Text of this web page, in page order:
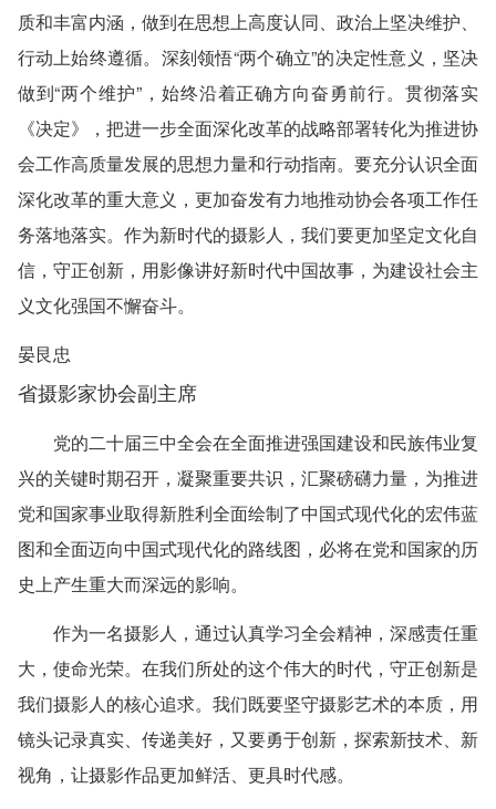
质和丰富内涵，做到在思想上高度认同、政治上坚决维护、
行动上始终遵循。深刻领悟“两个确立”的决定性意义，坚决
做到“两个维护”，始终沿着正确方向奋勇前行。贯彻落实
《决定》，把进一步全面深化改革的战略部署转化为推进协
会工作高质量发展的思想力量和行动指南。要充分认识全面
深化改革的重大意义，更加奋发有力地推动协会各项工作任
务落地落实。作为新时代的摄影人，我们要更加坚定文化自
信，守正创新，用影像讲好新时代中国故事，为建设社会主
义文化强国不懈奋斗。
晏艮忠
省摄影家协会副主席
党的二十届三中全会在全面推进强国建设和民族伟业复
兴的关键时期召开，凝聚重要共识，汇聚磅礴力量，为推进
党和国家事业取得新胜利全面绘制了中国式现代化的宏伟蓝
图和全面迈向中国式现代化的路线图，必将在党和国家的历
史上产生重大而深远的影响。
作为一名摄影人，通过认真学习全会精神，深感责任重
大，使命光荣。在我们所处的这个伟大的时代，守正创新是
我们摄影人的核心追求。我们既要坚守摄影艺术的本质，用
镜头记录真实、传递美好，又要勇于创新，探索新技术、新
视角，让摄影作品更加鲜活、更具时代感。